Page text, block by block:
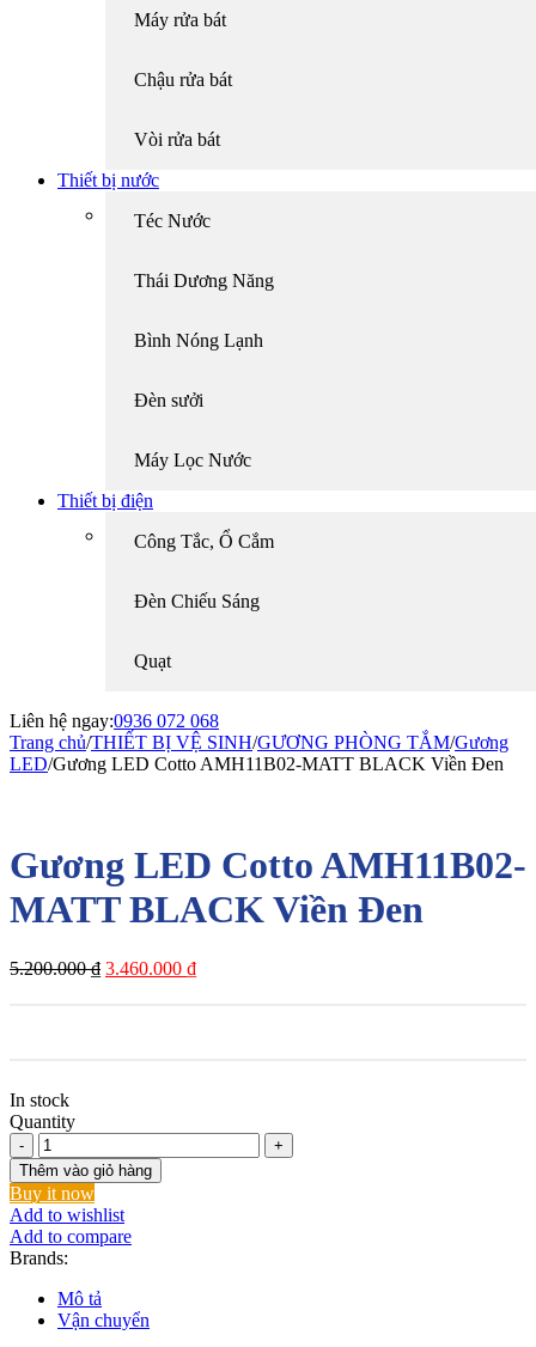
Máy rửa bát
Chậu rửa bát
Vòi rửa bát
Thiết bị nước
Téc Nước
Thái Dương Năng
Bình Nóng Lạnh
Đèn sưởi
Máy Lọc Nước
Thiết bị điện
Công Tắc, Ổ Cắm
Đèn Chiếu Sáng
Quạt
Liên hệ ngay:0936 072 068
Trang chủ/THIẾT BỊ VỆ SINH/GƯƠNG PHÒNG TẮM/Gương
LED/Gương LED Cotto AMH11B02-MATT BLACK Viền Đen
Gương LED Cotto AMH11B02-
MATT BLACK Viền Đen
5.200.000₫ Giá
3.460.000 ₫Giá
In stock
Quantity
Gương
LED
Cotto
AMH11B02-
MATT
BLACK
Viền
Đen
số
lượng
Thêm vào giỏ hàng
Buy it now
Add to wishlist
Add to compare
Brands:
Mô tả
Vận chuyển